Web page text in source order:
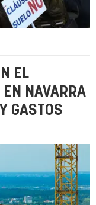
EL
NAVARRA
GASTOS